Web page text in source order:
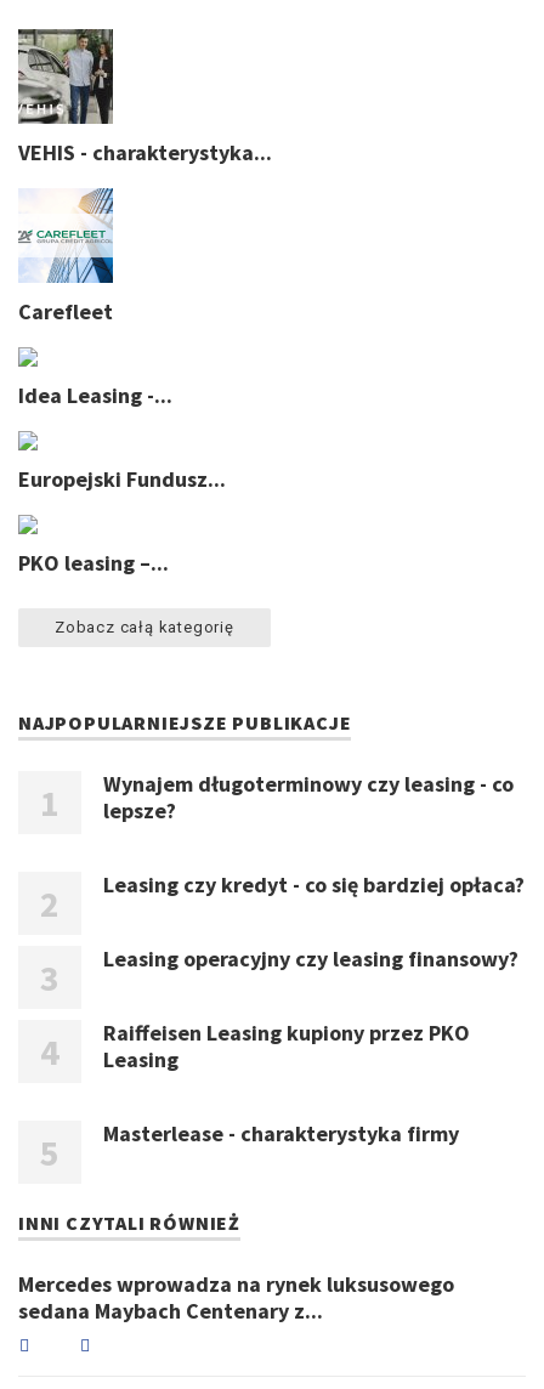
VEHIS - charakterystyka...
Carefleet
Idea Leasing -...
Europejski Fundusz...
PKO leasing –...
Zobacz całą kategorię
NAJPOPULARNIEJSZE PUBLIKACJE
Wynajem długoterminowy czy leasing - co
lepsze?
Leasing czy kredyt - co się bardziej opłaca?
Leasing operacyjny czy leasing finansowy?
Raiffeisen Leasing kupiony przez PKO
Leasing
Masterlease - charakterystyka firmy
INNI CZYTALI RÓWNIEŻ
Mercedes wprowadza na rynek luksusowego
sedana Maybach Centenary z...